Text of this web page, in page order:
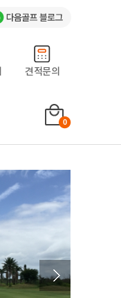
견적문의
0
Next